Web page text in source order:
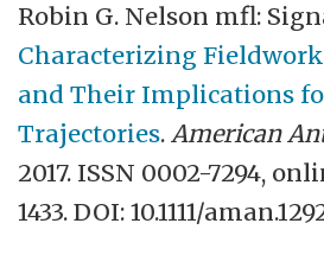
Robin G. Nelson mfl:
Characterizing
and Their Implications
Trajectories.American
2017. ISSN 0002-7294,
1433. DOI: 10.1111/